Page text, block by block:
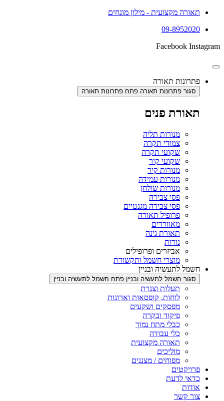
תאורה מקצועית - מילון מונחים
09-8952020
Facebook Instagram
פתרונות תאורה
סגור פתרונות תאורה פתח פתרונות תאורה
תאורת פנים
מנורות תליה
צמודי תקרה
שקועי תקרה
שקועי קיר
מנורות קיר
מנורות עמידה
מנורות שולחן
פסי צבירה
פסי צבירה מגנטיים
פרופיל תאורה
מאווררים
תאורת גינה
נורות
אביזרים ופרופילים
מוצרי חשמל ותקשורת
חשמל לתעשיה ובניין
סגור חשמל לתעשיה ובניין פתח חשמל לתעשיה ובניין
תעלות וצנרת
לוחות, קופסאות וארונות
מפסקים ושקעים
פיקוד ובקרה
כבלי מתח נמוך
כלי עבודה
תאורה מקצועית
מוליכים
מפוחים / מצננים
פרויקטים
כדאי לדעת
אודות
צור קשר